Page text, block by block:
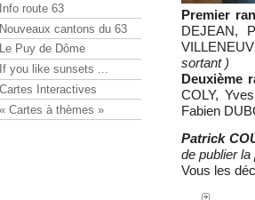
Premier
DEJEAN,
sortant )
Deuxième
COLY,
Fabien
Patrick
de publier
Vous les
Info route 63
Nouveaux cantons du 63
Le Puy de Dôme
If you like sunsets ...
Cartes Interactives
« Cartes à thèmes »